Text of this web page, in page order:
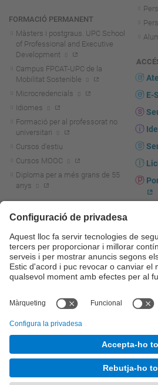
FORMACIÓ PERMANENT
Màsters i postgraus. UPC School
of Professional and Executive
Development
Campus FPCAT-UPC de la
Mobilitat Sostenible
Microcredencials
Idiomes
Formació per al professorat no
universitari
Cursos d'estiu
Cursos MOOC
Diploma per a més grans de 55
anys
Actualitat R+D+I
La recerca a la UPC
La transferència, l'emprenedoria i
la innovació a la UPC
Foment i suport a la recerca
transferència, l'emprenedoria i la
Serveis per a empreses
E-
© UPC Universitat Politècnica de Catalunya -